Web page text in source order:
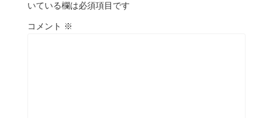
いている欄は必須項目です
コメント ※